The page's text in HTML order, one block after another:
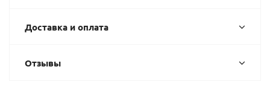
Доставка и оплата
Отзывы